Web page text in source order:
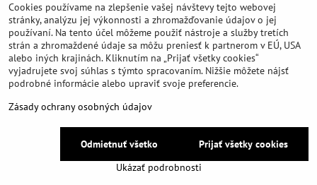
Kontaktujte nás
shop@bikepeak.sk
+421 46 549 23 32
Navigovať do predajne
© 2026 BIKE PEAK
Zásady ochrany osobných údajov
Vytvorené pomocou:BiznisWeb.sk
Cookies používame na zlepšenie vašej návštevy tejto webovej
stránky, analýzu jej výkonnosti a zhromažďovanie údajov o jej
používaní. Na tento účel môžeme použiť nástroje a služby tretích
strán a zhromaždené údaje sa môžu preniesť k partnerom v EÚ, USA
alebo iných krajinách. Kliknutím na „Prijať všetky cookies“
vyjadrujete svoj súhlas s týmto spracovaním. Nižšie môžete nájsť
podrobné informácie alebo upraviť svoje preferencie.
Zásady ochrany osobných údajov
Ukázať podrobnosti
Prijať všetky cookies
Odmietnuť všetko